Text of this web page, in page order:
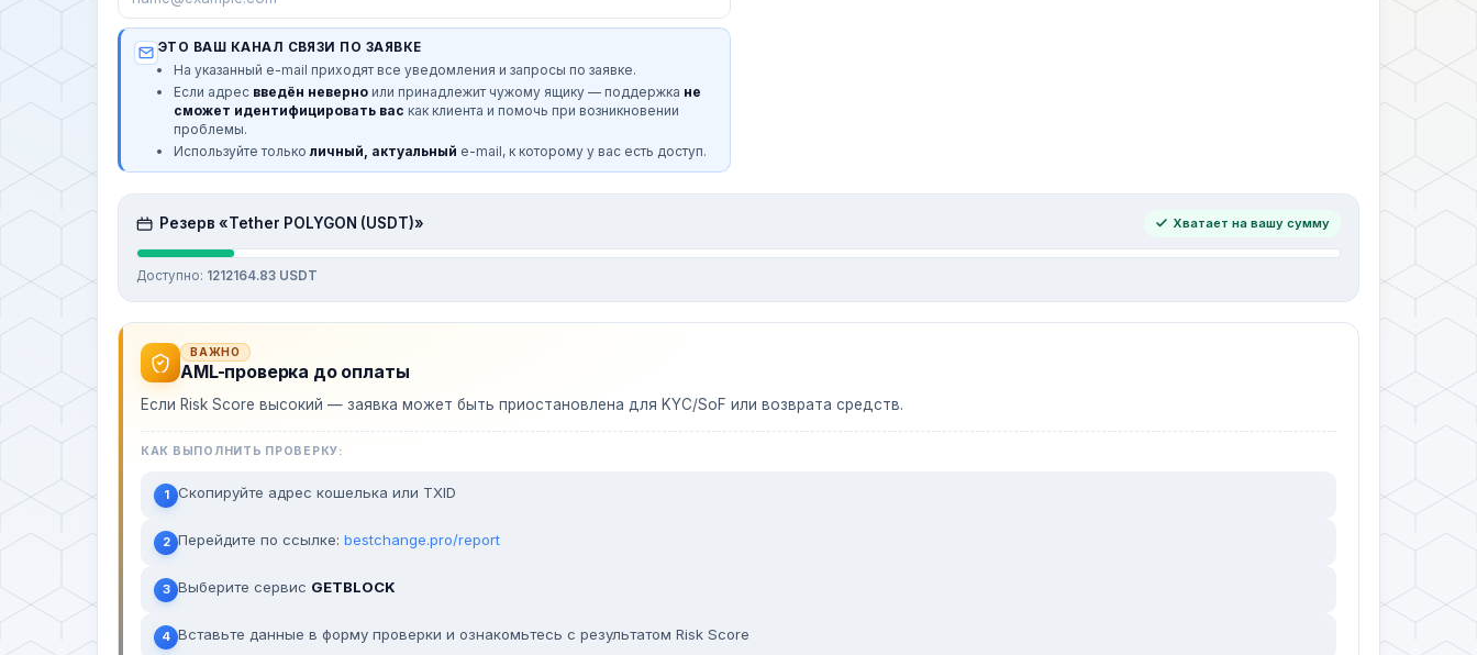
ЭТО ВАШ КАНАЛ СВЯЗИ ПО ЗАЯВКЕ
На указанный e-mail приходят все уведомления и запросы по заявке.
Если адрес введён неверно или принадлежит чужому ящику — поддержка не
сможет идентифицировать вас как клиента и помочь при возникновении
проблемы.
Используйте только личный, актуальный e-mail, к которому у вас есть доступ.
Резерв «Tether POLYGON (USDT)» Хватает на вашу сумму
Доступно: 1212164.83 USDT
ВАЖНО
AML-проверка до оплаты
Если Risk Score высокий — заявка может быть приостановлена для KYC/SoF или возврата средств.
КАК ВЫПОЛНИТЬ ПРОВЕРКУ:
1 Скопируйте адрес кошелька или TXID
2 Перейдите по ссылке: bestchange.pro/report
3 Выберите сервис GETBLOCK
4 Вставьте данные в форму проверки и ознакомьтесь с результатом Risk Score